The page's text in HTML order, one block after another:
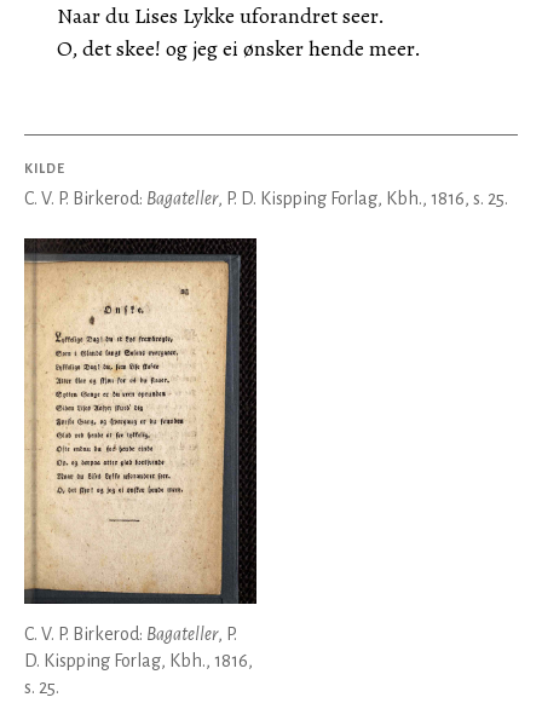
Naar du Lises Lykke uforandret seer.
O, det skee! og jeg ei ønsker hende meer.
KILDE
C. V. P. Birkerod: Bagateller, P. D. Kispping Forlag, Kbh., 1816, s. 25.
C. V. P. Birkerod: Bagateller, P.
D. Kispping Forlag, Kbh., 1816,
s. 25.